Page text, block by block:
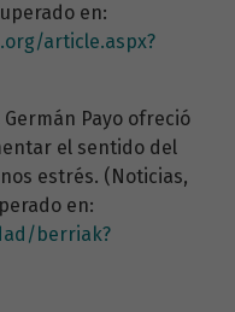
en:
article.aspx?
Payo ofreció
el sentido del
estrés. (Noticias,
en:
berriak?